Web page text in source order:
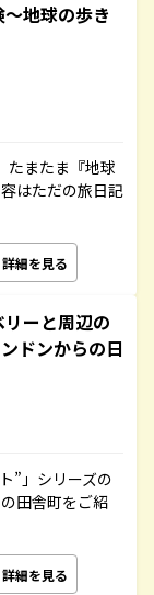
地球の歩き
たまたま『地球
はただの旅日記
詳細を見る
ーと周辺の
ドンからの日
”」シリーズの
田舎町をご紹
詳細を見る